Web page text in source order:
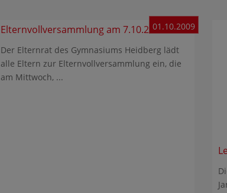
Elternvollversammlung am 7.10.200901.10.2009
Der Elternrat des Gymnasiums Heidberg lädt
alle Eltern zur Elternvollversammlung ein, die
am Mittwoch, ...